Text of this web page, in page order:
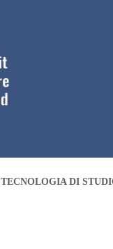
TECNOLOGIA DI